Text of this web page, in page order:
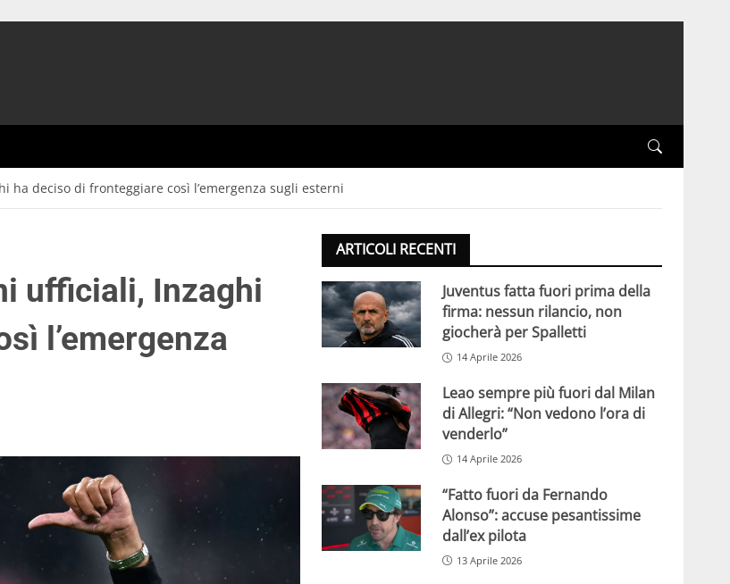
ha deciso di fronteggiare così l’emergenza sugli esterni
ufficiali, Inzaghi
l’emergenza
ARTICOLI RECENTI
Juventus fatta fuori prima della
firma: nessun rilancio, non
giocherà per Spalletti
14 Aprile 2026
Leao sempre più fuori dal Milan
di Allegri: “Non vedono l’ora di
venderlo”
14 Aprile 2026
“Fatto fuori da Fernando
Alonso”: accuse pesantissime
dall’ex pilota
13 Aprile 2026